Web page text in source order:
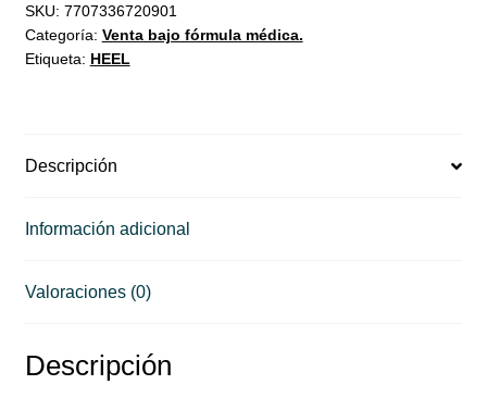
SKU: 7707336720901
Categoría: Venta bajo fórmula médica.
Etiqueta: HEEL
Descripción
Información adicional
Valoraciones (0)
Descripción